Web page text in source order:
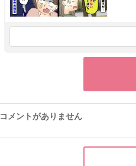
コメントがありません